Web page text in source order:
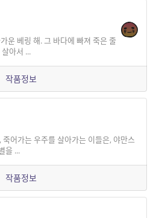
운 베링 해. 그 바다에 빠져 죽은 줄
아서 ...
작품정보
죽어가는 우주를 살아가는 이들은, 야만스
을 ...
작품정보